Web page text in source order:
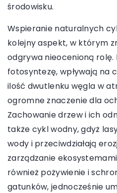
środowisku.
Wspieranie naturalnych
kolejny aspekt, w którym
odgrywa nieocenioną rolę.
fotosyntezę, wpływają na
ilość dwutlenku węgla w
ogromne znaczenie dla
Zachowanie drzew i ich
także cykl wodny, gdyż
wody i przeciwdziałają
zarządzanie
również pożywienie i
gatunków, jednocześnie